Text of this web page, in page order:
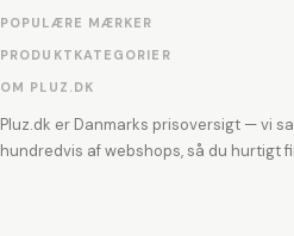
POPULÆRE MÆRKER
PRODUKTKATEGORIER
OM PLUZ.DK
Pluz.dk er Danmarks prisoversigt — vi
hundredvis af webshops, så du hurtigt